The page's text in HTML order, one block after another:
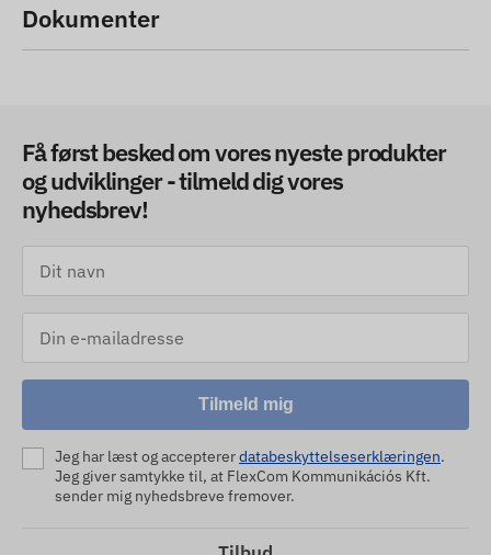
Dokumenter
Få først besked om vores nyeste produkter
og udviklinger - tilmeld dig vores
nyhedsbrev!
Tilmeld mig
Jeg har læst og acceptererdatabeskyttelseserklæringen.
Jeg giver samtykke til, at FlexCom Kommunikációs Kft.
sender mig nyhedsbreve fremover.